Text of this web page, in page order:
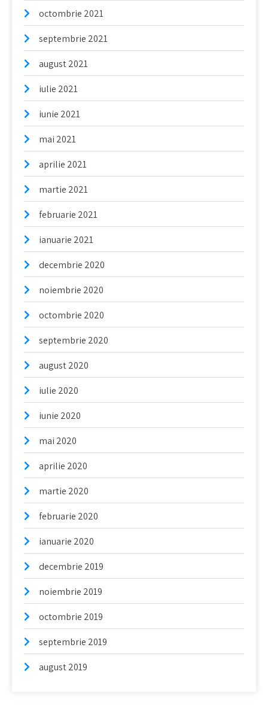
octombrie 2021
septembrie 2021
august 2021
iulie 2021
iunie 2021
mai 2021
aprilie 2021
martie 2021
februarie 2021
ianuarie 2021
decembrie 2020
noiembrie 2020
octombrie 2020
septembrie 2020
august 2020
iulie 2020
iunie 2020
mai 2020
aprilie 2020
martie 2020
februarie 2020
ianuarie 2020
decembrie 2019
noiembrie 2019
octombrie 2019
septembrie 2019
august 2019